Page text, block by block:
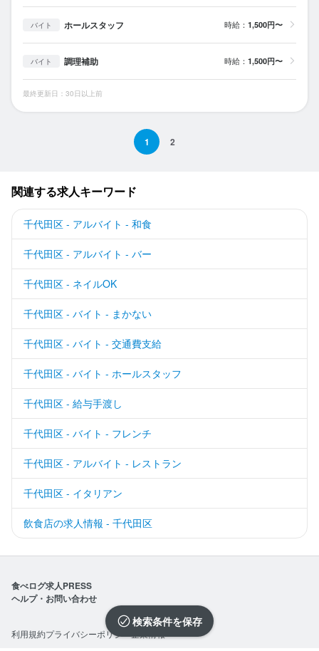
バイト ホールスタッフ 時給： 1,500円〜
バイト 調理補助 時給： 1,500円〜
最終更新日：30日以上前
1 2
検索条件を保存
関連する求人キーワード
千代田区 - アルバイト - 和食
千代田区 - アルバイト - バー
千代田区 - ネイルOK
千代田区 - バイト - まかない
千代田区 - バイト - 交通費支給
千代田区 - バイト - ホールスタッフ
千代田区 - 給与手渡し
千代田区 - バイト - フレンチ
千代田区 - アルバイト - レストラン
千代田区 - イタリアン
飲食店の求人情報 - 千代田区
食べログ求人PRESS
ヘルプ・お問い合わせ
利用規約プライバシーポリシー